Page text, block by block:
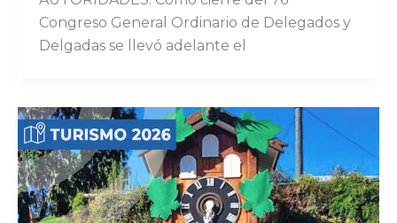
Congreso General Ordinario de Delegados y
Delgadas se llevó adelante el